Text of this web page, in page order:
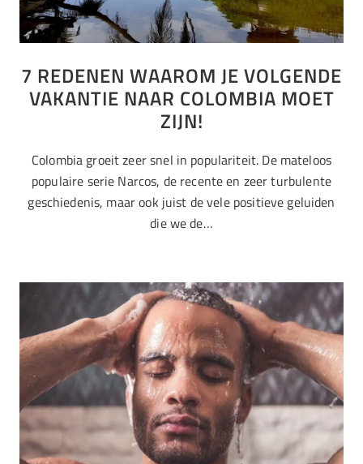
7 REDENEN WAAROM JE VOLGENDE
VAKANTIE NAAR COLOMBIA MOET
ZIJN!
Colombia groeit zeer snel in populariteit. De mateloos
populaire serie Narcos, de recente en zeer turbulente
geschiedenis, maar ook juist de vele positieve geluiden
die we de…